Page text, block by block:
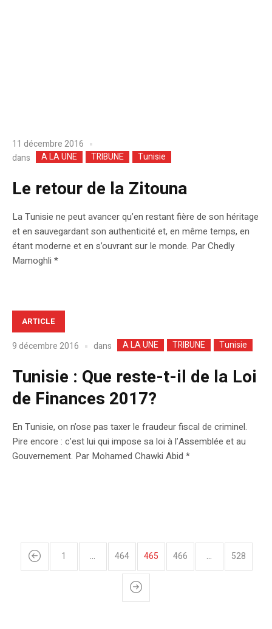
11 décembre 2016
dans
A LA UNE TRIBUNE Tunisie
Le retour de la Zitouna
La Tunisie ne peut avancer qu’en restant fière de son héritage
et en sauvegardant son authenticité et, en même temps, en
étant moderne et en s’ouvrant sur le monde. Par Chedly
Mamoghli *
ARTICLE
9 décembre 2016 dans A LA UNE TRIBUNE Tunisie
Tunisie : Que reste-t-il de la Loi
de Finances 2017?
En Tunisie, on n’ose pas taxer le fraudeur fiscal de criminel.
Pire encore : c’est lui qui impose sa loi à l’Assemblée et au
Gouvernement. Par Mohamed Chawki Abid *
1 … 464 465 466 … 528